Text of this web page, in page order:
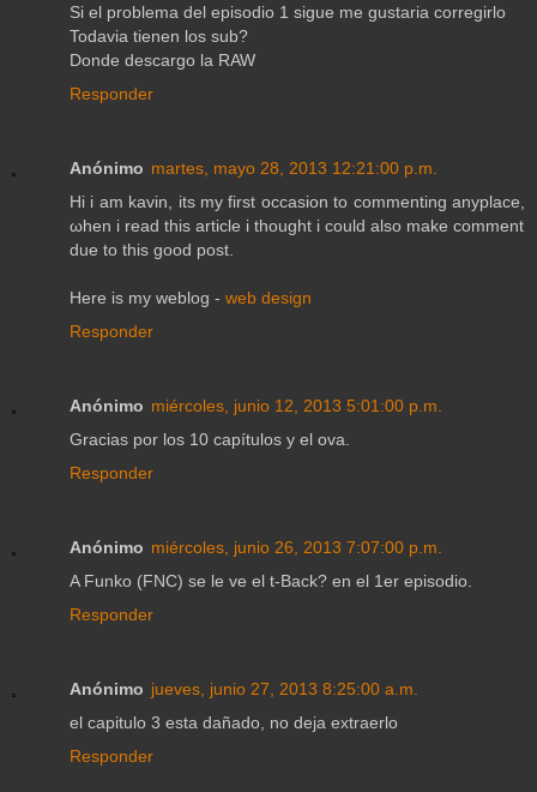
Si el problema del episodio 1 sigue me gustaria corregirlo
Todavia tienen los sub?
Donde descargo la RAW
Responder
Anónimo martes, mayo 28, 2013 12:21:00 p.m.
Hi i am kavіn, itѕ my first оccasion to commenting anyplace,
ωhen i read thіs artiсlе і thought i could also mаke сomment
due tο this gooԁ post.
Нerе іs mу weblog - web design
Responder
Anónimo miércoles, junio 12, 2013 5:01:00 p.m.
Gracias por los 10 capítulos y el ova.
Responder
Anónimo miércoles, junio 26, 2013 7:07:00 p.m.
A Funko (FNC) se le ve el t-Back? en el 1er episodio.
Responder
Anónimo jueves, junio 27, 2013 8:25:00 a.m.
el capitulo 3 esta dañado, no deja extraerlo
Responder